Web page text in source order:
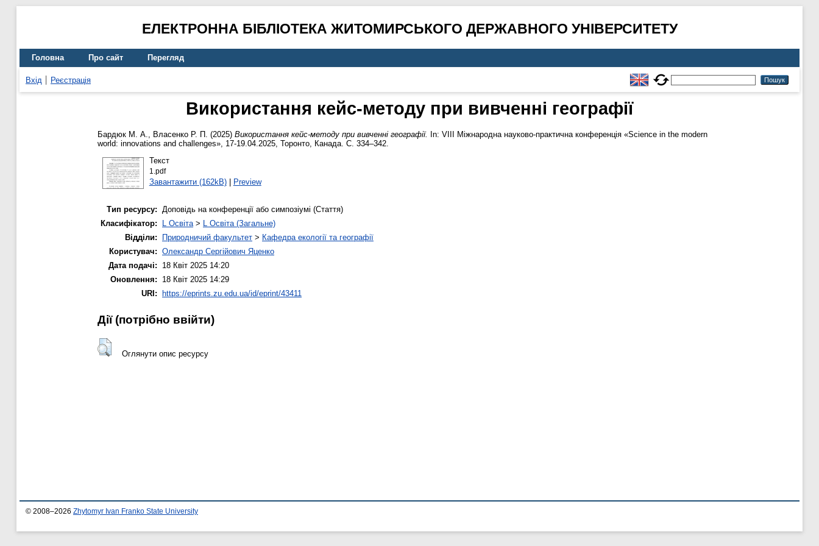
ЕЛЕКТРОННА БІБЛІОТЕКА ЖИТОМИРСЬКОГО ДЕРЖАВНОГО УНІВЕРСИТЕТУ
Головна Про сайт Перегляд
Вхід Реєстрація
Використання кейс-методу при вивченні географії
Бардюк М. А., Власенко Р. П. (2025) Використання кейс-методу при вивченні географії.
In: VIII Міжнародна науково-практична конференція «Science in the modern
world: innovations and challenges», 17-19.04.2025, Торонто, Канада. С. 334–342.
Текст
1.pdf
Завантажити (162kB)| Preview
Тип ресурсу: Доповідь на конференції або симпозіумі (Стаття)
Класифікатор:
L Освіта> L Освіта (Загальне)
Відділи:
Природничий факультет > Кафедра екології та географії
Користувач: Олександр Сергійович Яценко
Дата подачі:
18 Квіт 2025 14:20
Оновлення:
18 Квіт 2025 14:29
URI:
https://eprints.zu.edu.ua/id/eprint/43411
Дії ​​(потрібно ввійти)
Оглянути опис ресурсу
© 2008–2026 Zhytomyr Ivan Franko State University